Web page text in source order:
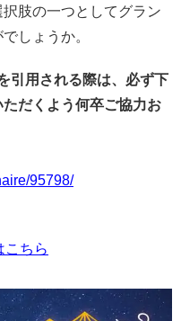
肢の一つとしてグラン
しょうか。
引用される際は、必ず下
だくよう何卒ご協力お
95798/
こちら